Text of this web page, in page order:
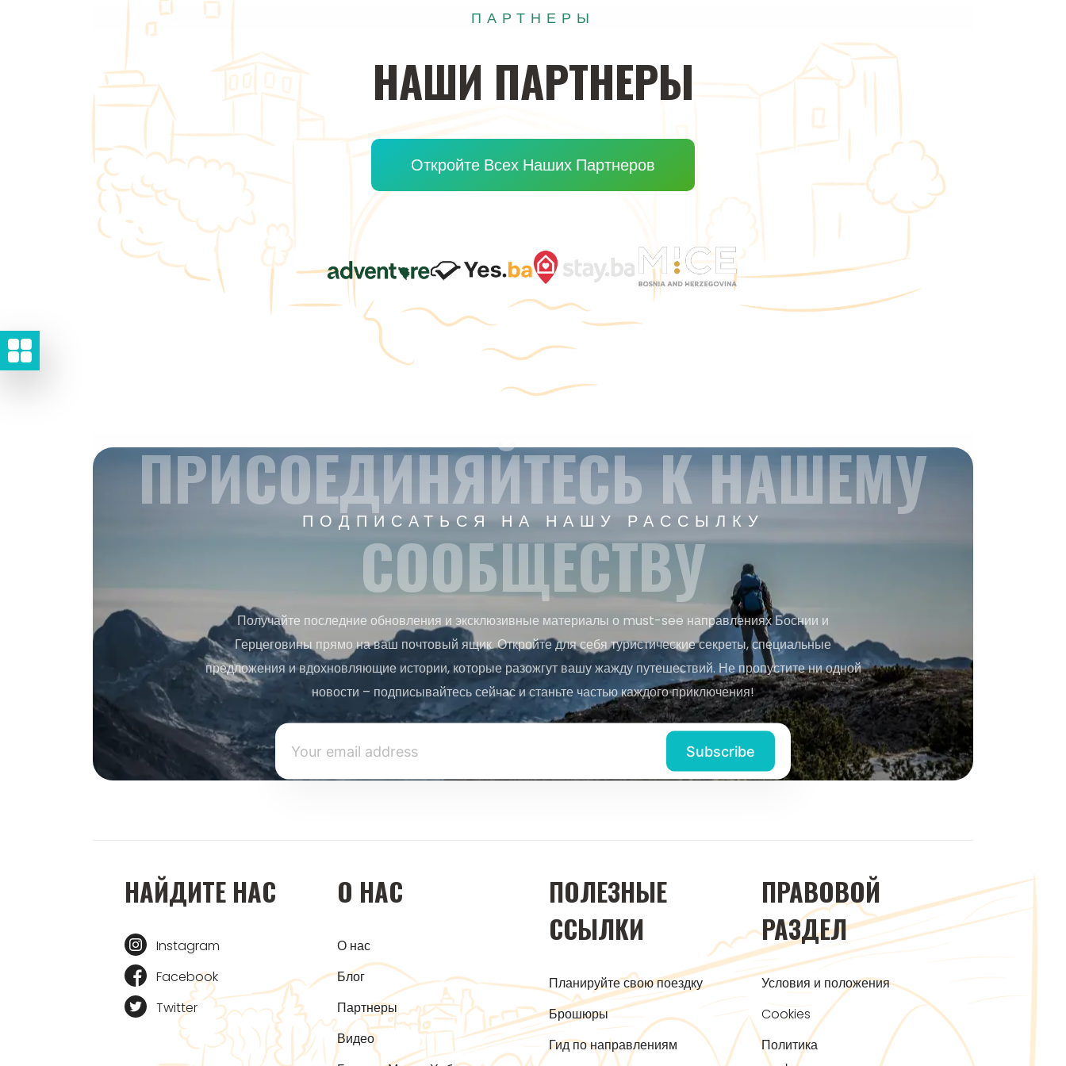
ПАРТНЕРЫ
НАШИ ПАРТНЕРЫ
Откройте Всех Наших Партнеров
ПОДПИСАТЬСЯ НА НАШУ РАССЫЛКУ
ПРИСОЕДИНЯЙТЕСЬ К НАШЕМУ
СООБЩЕСТВУ
Получайте последние обновления и эксклюзивные материалы о must-see направлениях Боснии и
Герцеговины прямо на ваш почтовый ящик. Откройте для себя туристические секреты, специальные
предложения и вдохновляющие истории, которые разожгут вашу жажду путешествий. Не пропустите ни одной
новости – подписывайтесь сейчас и станьте частью каждого приключения!
НАЙДИТЕ НАС
Instagram
Facebook
Twitter
О НАС
О нас
Блог
Партнеры
Видео
ПОЛЕЗНЫЕ
ССЫЛКИ
Планируйте свою поездку
Брошюры
Гид по направлениям
ПРАВОВОЙ
РАЗДЕЛ
Условия и положения
Cookies
Политика